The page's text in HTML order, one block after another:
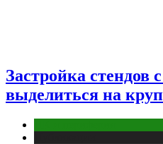
Застройка стендов
выделиться на